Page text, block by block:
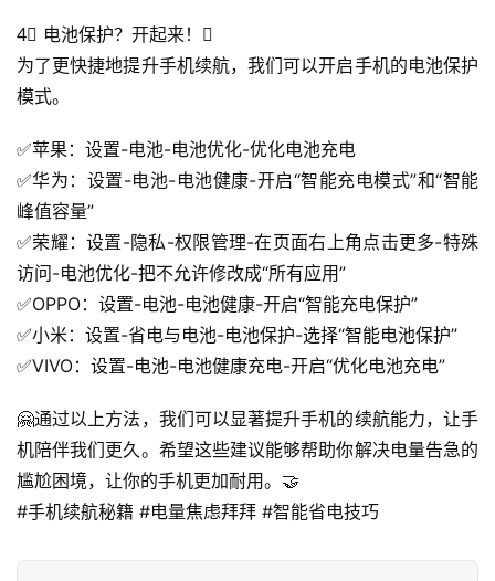
讯
流
卡
推
荐
号
码
证
增
值
业
务
4⃣ 电池保护？开起来！🛡
为了更快捷地提升手机续航，我们可以开启手机的电池保护
模式。
✅苹果：设置-电池-电池优化-优化电池充电
✅华为：设置-电池-电池健康-开启“智能充电模式”和“智能
峰值容量”
✅荣耀：设置-隐私-权限管理-在页面右上角点击更多-特殊
访问-电池优化-把不允许修改成“所有应用”
✅OPPO：设置-电池-电池健康-开启“智能充电保护”
✅小米：设置-省电与电池-电池保护-选择“智能电池保护”
✅VIVO：设置-电池-电池健康充电-开启“优化电池充电”
🤗通过以上方法，我们可以显著提升手机的续航能力，让手
机陪伴我们更久。希望这些建议能够帮助你解决电量告急的
尴尬困境，让你的手机更加耐用。🤝
#手机续航秘籍 #电量焦虑拜拜 #智能省电技巧